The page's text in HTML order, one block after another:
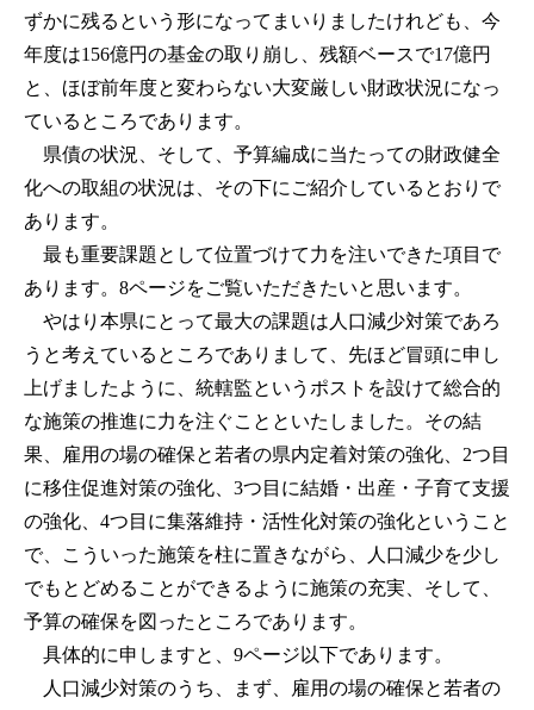
ずかに残るという形になってまいりましたけれども、今
年度は156億円の基金の取り崩し、残額ベースで17億円
と、ほぼ前年度と変わらない大変厳しい財政状況になっ
ているところであります。
県債の状況、そして、予算編成に当たっての財政健全
化への取組の状況は、その下にご紹介しているとおりで
あります。
最も重要課題として位置づけて力を注いできた項目で
あります。8ページをご覧いただきたいと思います。
やはり本県にとって最大の課題は人口減少対策であろ
うと考えているところでありまして、先ほど冒頭に申し
上げましたように、統轄監というポストを設けて総合的
な施策の推進に力を注ぐことといたしました。その結
果、雇用の場の確保と若者の県内定着対策の強化、2つ目
に移住促進対策の強化、3つ目に結婚・出産・子育て支援
の強化、4つ目に集落維持・活性化対策の強化ということ
で、こういった施策を柱に置きながら、人口減少を少し
でもとどめることができるように施策の充実、そして、
予算の確保を図ったところであります。
具体的に申しますと、9ページ以下であります。
人口減少対策のうち、まず、雇用の場の確保と若者の